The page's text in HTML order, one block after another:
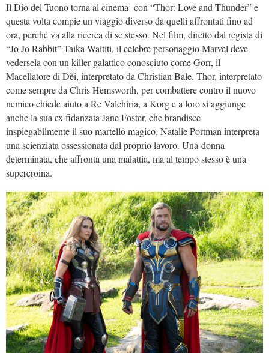
Il Dio del Tuono torna al cinema con “Thor: Love and Thunder” e
questa volta compie un viaggio diverso da quelli affrontati fino ad
ora, perché va alla ricerca di se stesso. Nel film, diretto dal regista di
“Jo Jo Rabbit” Taika Waititi, il celebre personaggio Marvel deve
vedersela con un killer galattico conosciuto come Gorr, il
Macellatore di Dèi, interpretato da Christian Bale. Thor, interpretato
come sempre da Chris Hemsworth, per combattere contro il nuovo
nemico chiede aiuto a Re Valchiria, a Korg e a loro si aggiunge
anche la sua ex fidanzata Jane Foster, che brandisce
inspiegabilmente il suo martello magico. Natalie Portman interpreta
una scienziata ossessionata dal proprio lavoro. Una donna
determinata, che affronta una malattia, ma al tempo stesso è una
supereroina.